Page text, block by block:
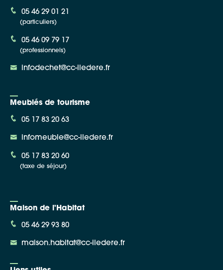
05 46 29 01 21
(particuliers)
05 46 09 79 17
(professionnels)
infodechet@cc-iledere.fr
Meublés de tourisme
05 17 83 20 63
infomeuble@cc-iledere.fr
05 17 83 20 60
(taxe de séjour)
Maison de l'Habitat
05 46 29 93 80
maison.habitat@cc-iledere.fr